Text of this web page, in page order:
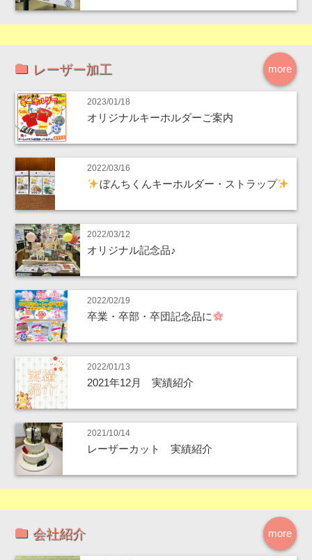
more
レーザー加工
2023/01/18
オリジナルキーホルダーご案内
2022/03/16
ぼんちくんキーホルダー・ストラップ
2022/03/12
オリジナル記念品♪
2022/02/19
卒業・卒部・卒団記念品に
2022/01/13
2021年12月 実績紹介
2021/10/14
レーザーカット 実績紹介
more
会社紹介